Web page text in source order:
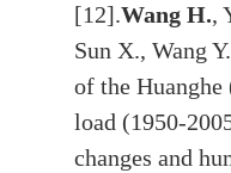
[12].Wang H.,
Sun X., Wang
of the
load (1950-
changes and